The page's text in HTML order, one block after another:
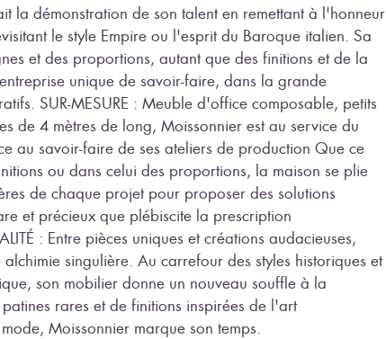
la démonstration de son talent en remettant à l'honneur
le style Empire ou l'esprit du Baroque italien. Sa
et des proportions, autant que des finitions et de la
unique de savoir-faire, dans la grande
SUR-MESURE : Meuble d'office composable, petits
de 4 mètres de long, Moissonnier est au service du
au savoir-faire de ses ateliers de production Que ce
ou dans celui des proportions, la maison se plie
de chaque projet pour proposer des solutions
et précieux que plébiscite la prescription
: Entre pièces uniques et créations audacieuses,
singulière. Au carrefour des styles historiques et
son mobilier donne un nouveau souffle à la
rares et de finitions inspirées de l'art
Moissonnier marque son temps.